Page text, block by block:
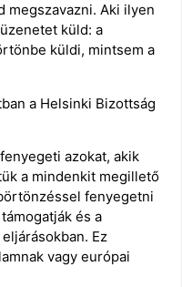
megszavazni. Aki ilyen
küld: a
küldi, mintsem a
a Helsinki Bizottság
azokat, akik
a mindenkit megillető
fenyegetni
és a
Ez
vagy európai